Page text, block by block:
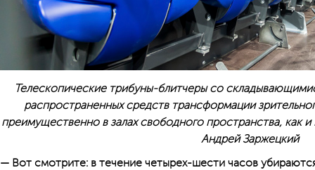
Телескопические трибуны-блитчеры со
распространенных средств трансформации
преимущественно в залах свободного пространства, как
Андрей Заржецкий
— Вот смотрите: в течение четырех-шести часов